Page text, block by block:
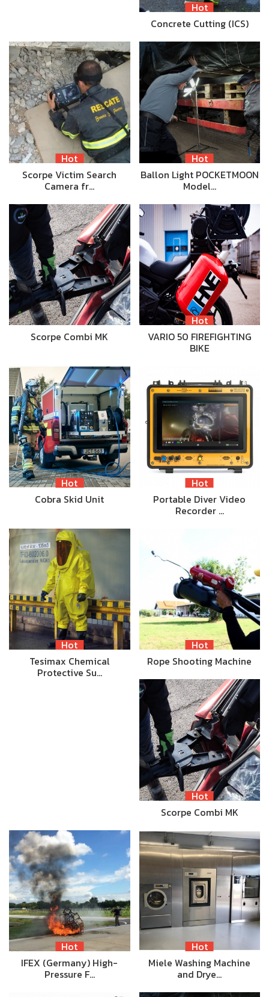
Hot
Concrete Cutting (ICS)
Hot
Scorpe Victim Search
Camera fr…
Hot
Ballon Light POCKETMOON
Model…
Scorpe Combi MK
Hot
VARIO 50 FIREFIGHTING
BIKE
Hot
Cobra Skid Unit
Hot
Portable Diver Video
Recorder …
Hot
Tesimax Chemical
Protective Su…
Hot
Rope Shooting Machine
Hot
Scorpe Combi MK
Hot
IFEX (Germany) High-
Pressure F…
Hot
Miele Washing Machine
and Drye…